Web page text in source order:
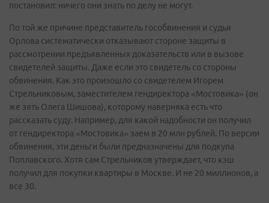
постановил: ничего они знать по делу не могут.
По той же причине представитель гособвинения и судья
Орлова систематически отказывают стороне защиты в
рассмотрении предъявленных доказательств или в вызове
свидетелей защиты. Даже если это свидетель со стороны
обвинения. Как это произошло со свидетелем Игорем
Стрельниковым, заместителем гендиректора «Мостовика» (он
же зять Олега Шишова), которому наверняка есть что
рассказать суду. Например, для какой надобности он получил
от гендиректора «Мостовика» заем в 20 млн рублей. По версии
обвинения, эти деньги были предназначены для подкупа
Поплавского. Хотя сам Стрельников утверждает, что кэш
получил для покупки квартиры в Москве. И не 20 миллионов, а
все 30.